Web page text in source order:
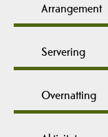
Arrangement
Servering
Overnatting